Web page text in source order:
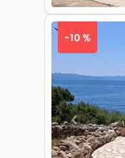
Previous
-10 %